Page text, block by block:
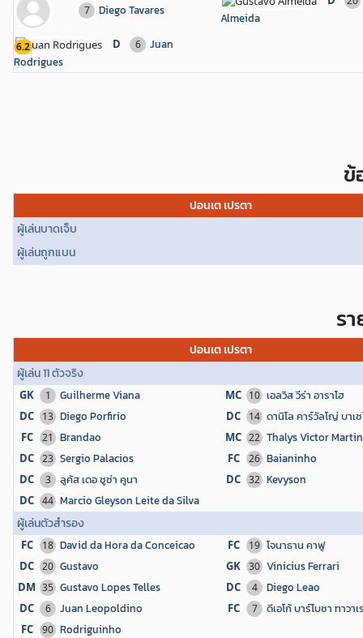
7 Diego Tavares
Almeida
6.2 D 6
Juan
Rodrigues
ข้
ปอนเต เปรตา
ผู้เล่นบาดเจ็บ
ผู้เล่นถูกแบน
ร
ปอนเต เปรตา
ผู้เล่น 11 ตัวจริง
GK 1 Guilherme Viana MC 10 เอลวิส วีร่า อาราโฮ
DC 13 Diego Porfirio DC 14 ดานิโล คาร์วัลโญ่ บาเ
FC 21 Brandao MC 22 Thalys Victor
DC 23 Sergio Palacios FC 26 Baianinho
DC 3 ลูคัส เดอ ซูซ่า คูนา DC 32 Kevyson
DC 44 Marcio Gleyson Leite da Silva
ผู้เล่นตัวสำรอง
FC 18 David da Hora da Conceicao FC 19 โจนาธาน คาฟู
DC 20 Gustavo GK 30 Vinicius Ferrari
DM 35 Gustavo Lopes Telles DC 4 Diego Leao
DC 6 Juan Leopoldino FC 7 ดีเอโก้ บาร์โบซา ทาวา
FC 90 Rodriguinho